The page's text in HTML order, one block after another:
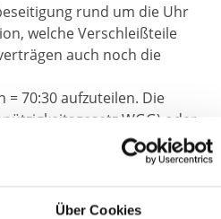
Über Cookies
rund um die Uhr
welche Verschleißteile
auch noch die
70:30 aufzuteilen. Die
WGG) oder